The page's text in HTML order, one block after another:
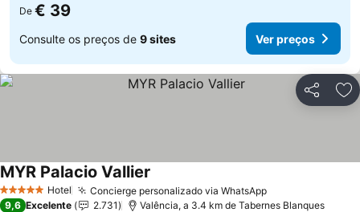
De € 39
Consulte os preços de 9 sites Ver preços
Partilhar
5 Estrelas Hotel Concierge personalizado via WhatsAppVer preços
MYR Palacio Vallier
9,6 Excelente 2.731 Valência, a 3.4 km de Tabernes Blanques